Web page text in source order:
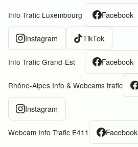
Info Trafic Luxembourg Facebook
Instagram TikTok
Info Trafic Grand-Est Facebook
Rhône-Alpes Info & Webcams trafic
Instagram
Webcam Info Trafic E411 Facebook